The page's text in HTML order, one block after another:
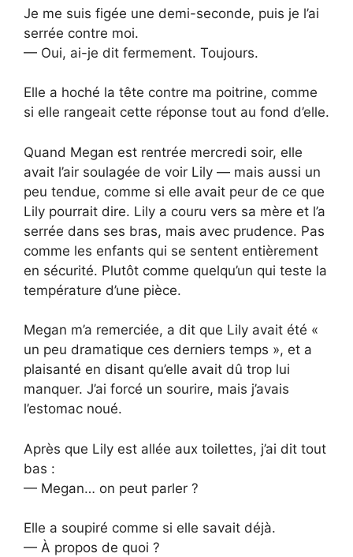
Je me suis figée une demi-seconde, puis je l’ai
serrée contre moi.
— Oui, ai-je dit fermement. Toujours.
Elle a hoché la tête contre ma poitrine, comme
si elle rangeait cette réponse tout au fond d’elle.
Quand Megan est rentrée mercredi soir, elle
avait l’air soulagée de voir Lily — mais aussi un
peu tendue, comme si elle avait peur de ce que
Lily pourrait dire. Lily a couru vers sa mère et l’a
serrée dans ses bras, mais avec prudence. Pas
comme les enfants qui se sentent entièrement
en sécurité. Plutôt comme quelqu’un qui teste la
température d’une pièce.
Megan m’a remerciée, a dit que Lily avait été «
un peu dramatique ces derniers temps », et a
plaisanté en disant qu’elle avait dû trop lui
manquer. J’ai forcé un sourire, mais j’avais
l’estomac noué.
Après que Lily est allée aux toilettes, j’ai dit tout
bas :
— Megan… on peut parler ?
Elle a soupiré comme si elle savait déjà.
— À propos de quoi ?